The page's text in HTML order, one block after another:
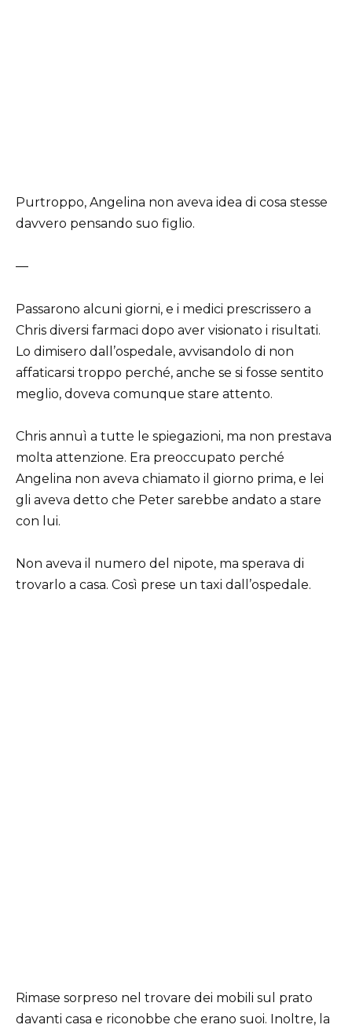
Purtroppo, Angelina non aveva idea di cosa stesse
davvero pensando suo figlio.
—
Passarono alcuni giorni, e i medici prescrissero a
Chris diversi farmaci dopo aver visionato i risultati.
Lo dimisero dall’ospedale, avvisandolo di non
affaticarsi troppo perché, anche se si fosse sentito
meglio, doveva comunque stare attento.
Chris annuì a tutte le spiegazioni, ma non prestava
molta attenzione. Era preoccupato perché
Angelina non aveva chiamato il giorno prima, e lei
gli aveva detto che Peter sarebbe andato a stare
con lui.
Non aveva il numero del nipote, ma sperava di
trovarlo a casa. Così prese un taxi dall’ospedale.
Rimase sorpreso nel trovare dei mobili sul prato
davanti casa e riconobbe che erano suoi. Inoltre, la